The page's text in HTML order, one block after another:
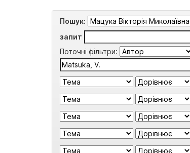
Пошук:
запит
Поточні фільтри: